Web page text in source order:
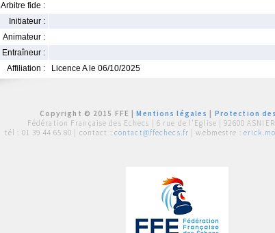
Arbitre fide :
Initiateur :
Animateur :
Entraîneur :
Affiliation :
Licence A le 06/10/2025
Copyright © 2015 FFE |Mentions légales
Protection
Fédération Française des Echecs | 6 rue de l'Eglise | 92600
tél : 01 39 44 65 80 | contact : contact@ffechecs.fr | webmestre :